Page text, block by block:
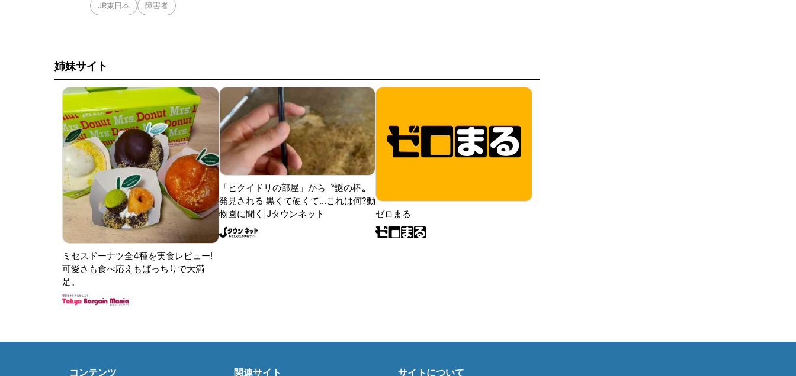
JR東日本 障害者
姉妹サイト
ミセスドーナツ全4種を実食レビュー!
可愛さも食べ応えもばっちりで大満
足。
「ヒクイドリの部屋」から〝謎の棒〟
発見される 黒くて硬くて...これは何?動
物園に聞く|Jタウンネット
ゼロまる
コンテンツ 関連サイト サイトについて